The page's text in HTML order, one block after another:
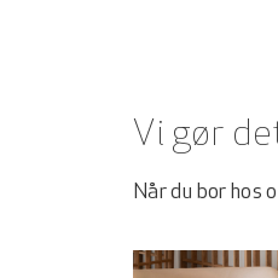
Vi gør
Når du bor hos